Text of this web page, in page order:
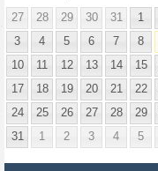
27
28 29 30 31 1
3
4 5 6 7 8
10
11 12 13 14 15
17
18 19 20 21 22
24
25 26 27 28 29
31
1 2 3 4 5